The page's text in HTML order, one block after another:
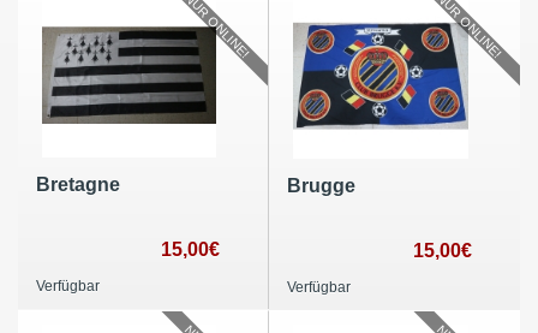
Bretagne
15,00€
Verfügbar
NUR ONLINE!
Brugge
15,00€
Verfügbar
NUR ONLINE!